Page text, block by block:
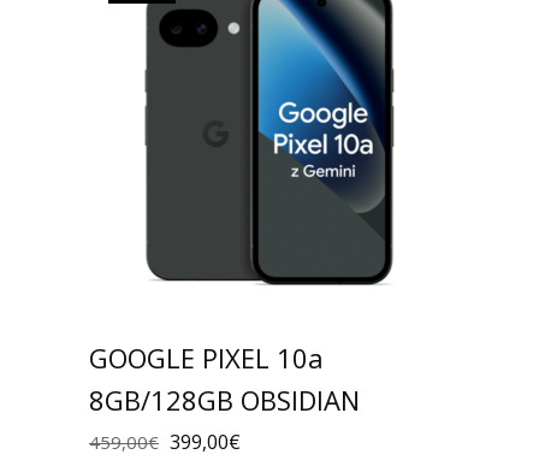
GOOGLE PIXEL 10a
8GB/128GB OBSIDIAN
459,00€ 399,00€